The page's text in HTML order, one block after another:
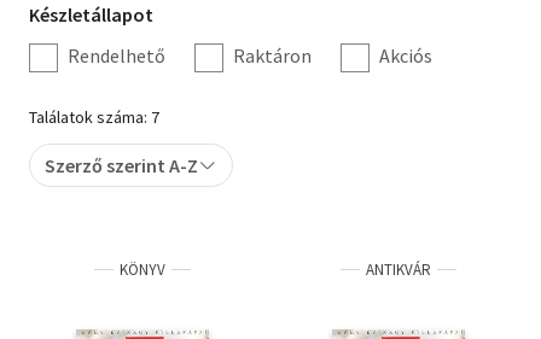
Hobbi, szabadidő
Irodalom
Művészet
Szakkönyv
Tankönyv, segédkönyv
Társadalomtudomány
Készletállapot
szűrés
Készletállapot
Rendelhető
Raktáron Akciós
Találatok száma: 7
Szerző szerint A-Z
KÖNYV ANTIKVÁR